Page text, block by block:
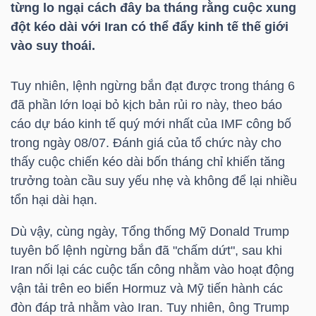
từng lo ngại cách đây ba tháng rằng cuộc xung
đột kéo dài với Iran có thể đẩy kinh tế thế giới
vào suy thoái.
Tuy nhiên, lệnh ngừng bắn đạt được trong tháng 6
đã phần lớn loại bỏ kịch bản rủi ro này, theo báo
cáo dự báo kinh tế quý mới nhất của IMF công bố
trong ngày 08/07. Đánh giá của tổ chức này cho
thấy cuộc chiến kéo dài bốn tháng chỉ khiến tăng
trưởng toàn cầu suy yếu nhẹ và không để lại nhiều
tổn hại dài hạn.
Dù vậy, cùng ngày, Tổng thống Mỹ Donald Trump
tuyên bố lệnh ngừng bắn đã "chấm dứt", sau khi
Iran nối lại các cuộc tấn công nhằm vào hoạt động
vận tải trên eo biển Hormuz và Mỹ tiến hành các
đòn đáp trả nhằm vào Iran. Tuy nhiên, ông Trump
DOANH
NGHIỆP
BẤT
ĐỘNG
SẢN
TÀI
HÀNG
HÓA